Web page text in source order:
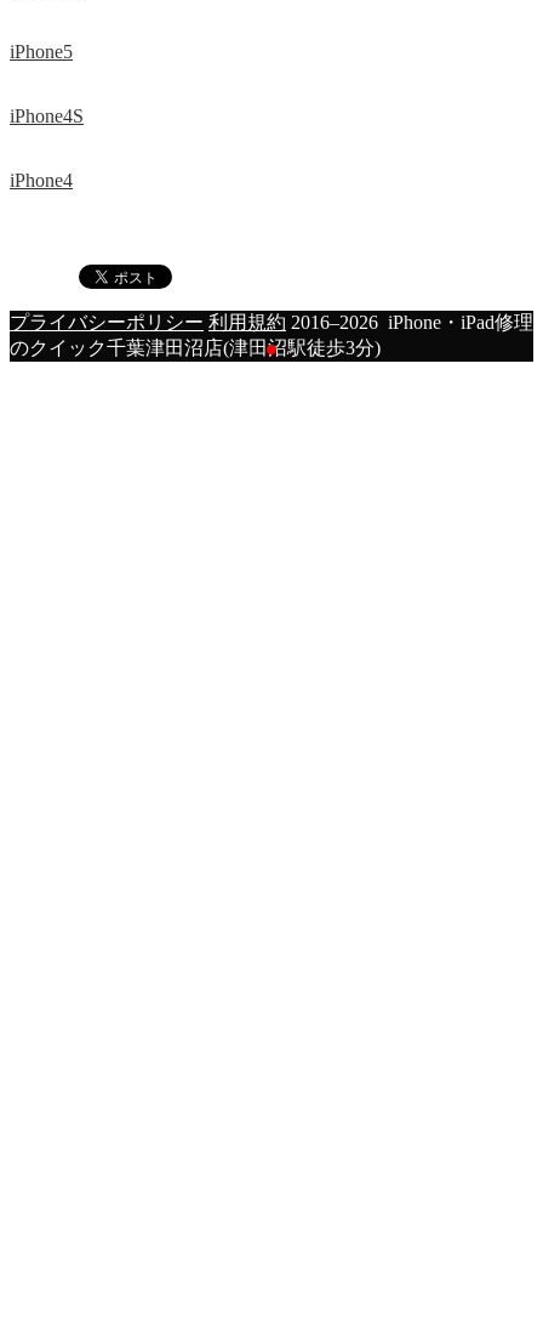
iPhone5
iPhone4S
iPhone4
プライバシーポリシー 利用規約 2016–2026 iPhone・iPad修理
のクイック千葉津田沼店(津田沼駅徒歩3分)